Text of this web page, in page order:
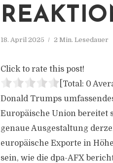
18. April 2025 2 Min. Lesedauer
Click to rate this post!
[Total: 0
Donald Trumps
Europäische Union bereitet
genaue Ausgestaltung
europäische Exporte in
sein, wie die dpa-AFX